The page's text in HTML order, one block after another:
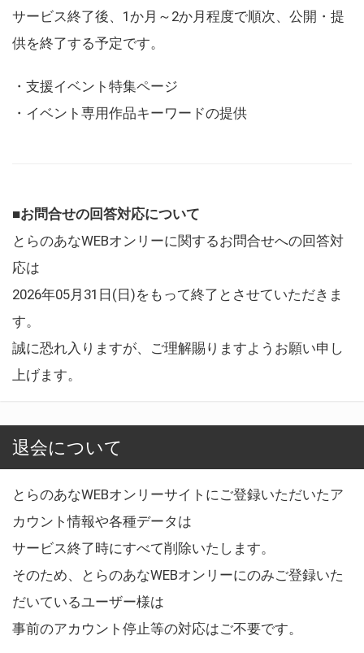
サービス終了後、1か月～2か月程度で順次、公開・提
供を終了する予定です。
・支援イベント特集ページ
・イベント専用作品キーワードの提供
■お問合せの回答対応について
とらのあなWEBオンリーに関するお問合せへの回答対
応は
2026年05月31日(日)をもって終了とさせていただきま
す。
誠に恐れ入りますが、ご理解賜りますようお願い申し
上げます。
退会について
とらのあなWEBオンリーサイトにご登録いただいたア
カウント情報や各種データは
サービス終了時にすべて削除いたします。
そのため、とらのあなWEBオンリーにのみご登録いた
だいているユーザー様は
事前のアカウント停止等の対応はご不要です。